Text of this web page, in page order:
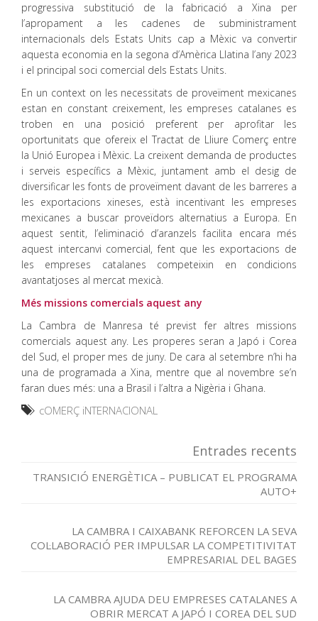
progressiva substitució de la fabricació a Xina per
l’apropament a les cadenes de subministrament
internacionals dels Estats Units cap a Mèxic va convertir
aquesta economia en la segona d’Amèrica Llatina l’any 2023
i el principal soci comercial dels Estats Units.
En un context on les necessitats de proveïment mexicanes
estan en constant creixement, les empreses catalanes es
troben en una posició preferent per aprofitar les
oportunitats que ofereix el Tractat de Lliure Comerç entre
la Unió Europea i Mèxic. La creixent demanda de productes
i serveis específics a Mèxic, juntament amb el desig de
diversificar les fonts de proveïment davant de les barreres a
les exportacions xineses, està incentivant les empreses
mexicanes a buscar proveïdors alternatius a Europa. En
aquest sentit, l’eliminació d’aranzels facilita encara més
aquest intercanvi comercial, fent que les exportacions de
les empreses catalanes competeixin en condicions
avantatjoses al mercat mexicà.
Més missions comercials aquest any
La Cambra de Manresa té previst fer altres missions
comercials aquest any. Les properes seran a Japó i Corea
del Sud, el proper mes de juny. De cara al setembre n’hi ha
una de programada a Xina, mentre que al novembre se’n
faran dues més: una a Brasil i l’altra a Nigèria i Ghana.
cOMERÇ iNTERNACIONAL
Entrades recents
TRANSICIÓ ENERGÈTICA – PUBLICAT EL PROGRAMA
AUTO+
LA CAMBRA I CAIXABANK REFORCEN LA SEVA
COL·LABORACIÓ PER IMPULSAR LA COMPETITIVITAT
EMPRESARIAL DEL BAGES
LA CAMBRA AJUDA DEU EMPRESES CATALANES A
OBRIR MERCAT A JAPÓ I COREA DEL SUD